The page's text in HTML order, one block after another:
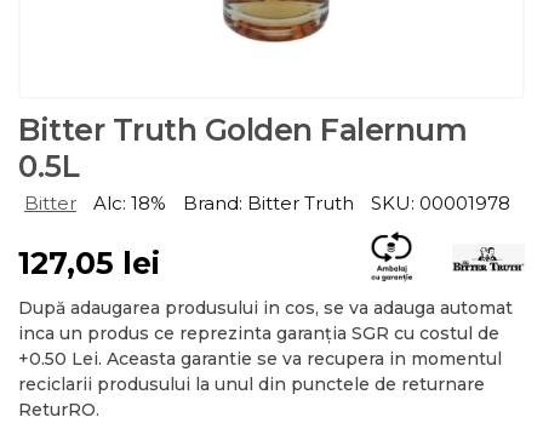
Bitter Truth Golden Falernum
0.5L
Bitter Alc: 18% Brand: Bitter Truth SKU: 00001978
127,05 lei
După adaugarea produsului in cos, se va adauga automat
inca un produs ce reprezinta garanția SGR cu costul de
+0.50 Lei. Aceasta garantie se va recupera in momentul
reciclarii produsului la unul din punctele de returnare
ReturRO.